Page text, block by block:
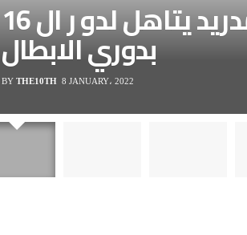
اتليتكو مدريد يتاهل لدو ر ال 16
بدوري الابطال
BY THE10TH 8 JANUARY، 2022